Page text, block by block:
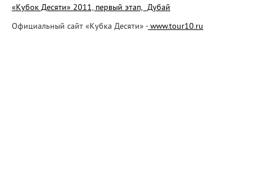
«Кубок Десяти» 2011, первый этап, Дубай
Официальный сайт «Кубка Десяти» -www.tour10.ru